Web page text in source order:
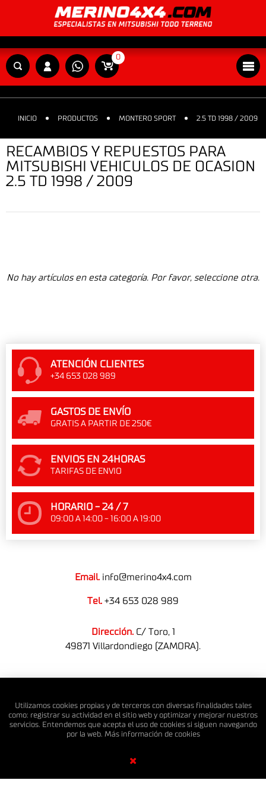
0
INICIO PRODUCTOS MONTERO SPORT 2.5 TD 1998 / 2009
RECAMBIOS Y REPUESTOS PARA
MITSUBISHI VEHICULOS DE OCASION
2.5 TD 1998 / 2009
No hay artículos en esta categoría. Por favor, seleccione otra.
ATENCIÓN CLIENTES
+34 653 028 989
GASTOS DE ENVÍO
GRATIS A PARTIR DE 250€
ENVIOS EN 24HORAS
TARIFAS DE ENVIO
HORARIO - 24 / 7
09:00 A 14:00 - 16:00 A 19:00
Email. info@merino4x4.com
Tel. +34 653 028 989
Dirección.C/ Toro, 1
49871 Villardondiego (ZAMORA).
© MERINO 4X4 S.L. Todos los derechos reservados.
Diseño Web SGM
Utilizamos cookies propias y de terceros con diversas finalidades tales
como: registrar su actividad en el sitio web y optimizar y mejorar nuestros
servicios. Entendemos que acepta el uso de cookies si siguen navegando
por la web. Más información de cookies